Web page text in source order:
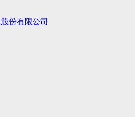
份有限公司